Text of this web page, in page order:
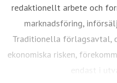
redaktionellt arbete och
marknadsföring,
Traditionella förlagsavtal,
ekonomiska risken,
endast i